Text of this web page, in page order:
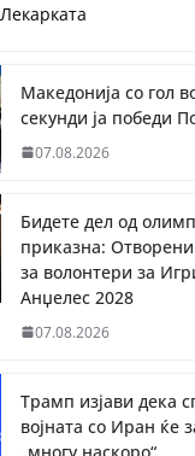
Македонија со гол
секунди ја победи
07.08.2026
Бидете дел од
приказна:
за волонтери за
Анџелес 2028
07.08.2026
Трамп изјави дека
војната со Иран ќе